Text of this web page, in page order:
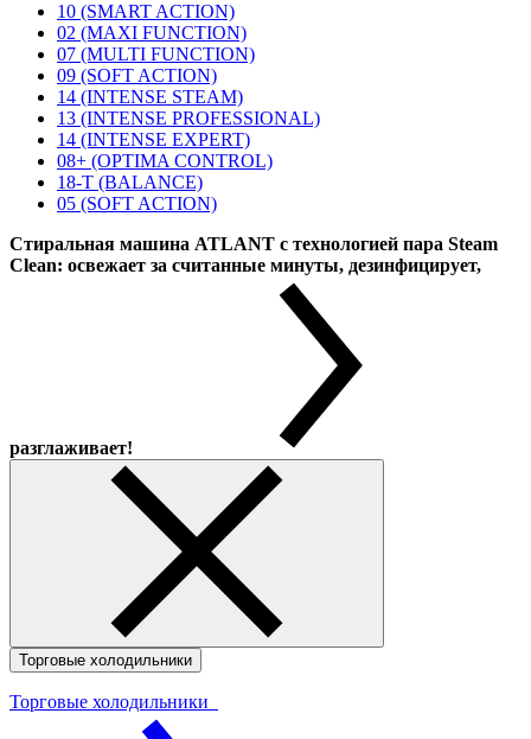
10 (SMART ACTION)
02 (MAXI FUNCTION)
07 (MULTI FUNCTION)
09 (SOFT ACTION)
14 (INTENSE STEAM)
13 (INTENSE PROFESSIONAL)
14 (INTENSE EXPERT)
08+ (OPTIMA CONTROL)
18-T (BALANCE)
05 (SOFT ACTION)
Стиральная машина ATLANT с технологией пара Steam
Clean: освежает за считанные минуты, дезинфицирует,
разглаживает!
Торговые холодильники
Торговые холодильники